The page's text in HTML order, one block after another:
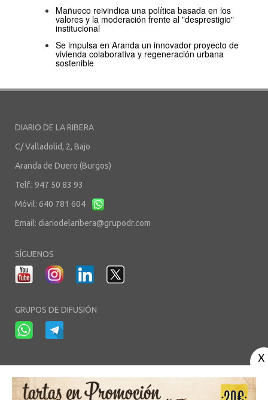
Mañueco reivindica una política basada en los
valores y la moderación frente al "desprestigio"
institucional
Se impulsa en Aranda un innovador proyecto de
vivienda colaborativa y regeneración urbana
sostenible
DIARIO DE LA RIBERA
C/ Valladolid, 2, Bajo
Aranda de Duero (Burgos)
Telf.: 947 50 83 93
Móvil: 640 781 604
Email: diariodelaribera@grupodr.com
SÍGUENOS
GRUPOS DE DIFUSIÓN